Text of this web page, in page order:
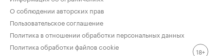
О соблюдении авторских прав
Пользовательское соглашение
Политика в отношении обработки персональных данных
Политика обработки файлов cookie
18+